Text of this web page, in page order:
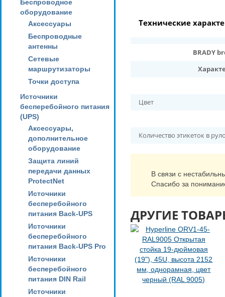
Беспроводное
оборудование
Аксессуары
Беспроводные
антенны
Сетевые
маршрутизаторы
Точки доступа
Источники
бесперебойного питания
(UPS)
Аксессуары,
дополнительное
оборудование
Защита линий
передачи данных
ProtectNet
Источники
бесперебойного
питания Back-UPS
Источники
бесперебойного
питания Back-UPS Pro
Источники
бесперебойного
питания DIN Rail
Источники
Технические
BRADY
Цвет
Количество этикеток в
В связи с
Спасибо за
ДРУГИЕ